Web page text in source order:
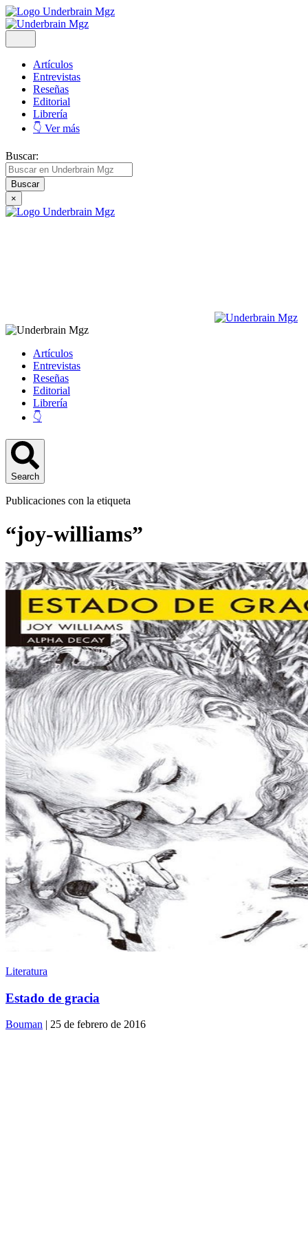
Artículos
Entrevistas
Reseñas
Editorial
Librería
👇 Ver más
Buscar:
×
Artículos
Entrevistas
Reseñas
Editorial
Librería
👇
Search
Publicaciones con la etiqueta
“joy-williams”
Literatura
Estado de gracia
Bouman | 25 de febrero de 2016